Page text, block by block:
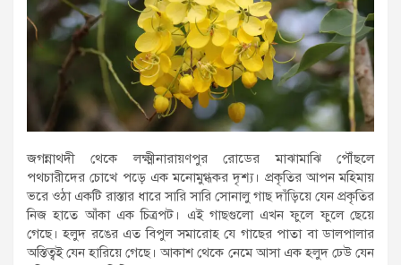
জগন্নাথদী থেকে লক্ষ্মীনারায়ণপুর রোডের মাঝামাঝি পৌঁছলে
পথচারীদের চোখে পড়ে এক মনোমুগ্ধকর দৃশ্য। প্রকৃতির আপন মহিমায়
ভরে ওঠা একটি রাস্তার ধারে সারি সারি সোনালু গাছ দাঁড়িয়ে যেন প্রকৃতির
নিজ হাতে আঁকা এক চিত্রপট। এই গাছগুলো এখন ফুলে ফুলে ছেয়ে
গেছে। হলুদ রঙের এত বিপুল সমারোহ যে গাছের পাতা বা ডালপালার
অস্তিত্বই যেন হারিয়ে গেছে। আকাশ থেকে নেমে আসা এক হলুদ ঢেউ যেন